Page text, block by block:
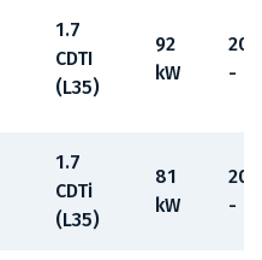
1.7
CDTI
(L35)
92
kW
-
1.7
CDTi
(L35)
81
kW
-